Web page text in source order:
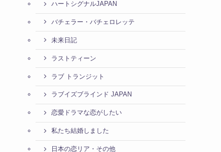
ハートシグナルJAPAN
バチェラー・バチェロレッテ
未来日記
ラストティーン
ラブ トランジット
ラブイズブラインド JAPAN
恋愛ドラマな恋がしたい
私たち結婚しました
日本の恋リア・その他